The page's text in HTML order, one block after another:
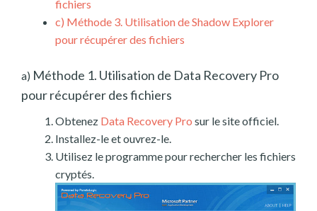
fichiers
c) Méthode 3. Utilisation de Shadow Explorer
pour récupérer des fichiers
a) Méthode 1. Utilisation de Data Recovery Pro
pour récupérer des fichiers
Obtenez Data Recovery Pro sur le site officiel.
Installez-le et ouvrez-le.
Utilisez le programme pour rechercher les fichiers
cryptés.